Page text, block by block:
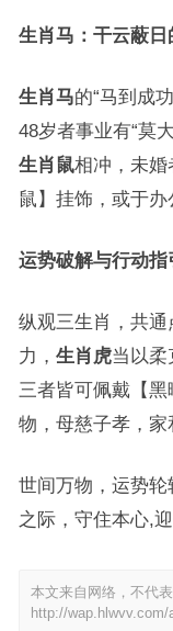
生肖马：干云蔽日
生肖马的“马到成
48岁者事业有“莫
生肖鼠相冲，未婚
鼠】挂饰，或于办
运势破解与行动指
纵观三生肖，共通
力， 生肖虎当以柔
三者皆可佩戴【
物，母慈子孝，家
世间万物，运势
之际，守住本心,
本文来自网络，不代
http://wap.hlwvv.com/